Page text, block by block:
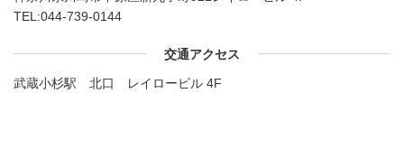
TEL:044-739-0144
交通アクセス
武蔵小杉駅 北口 レイロービル 4F